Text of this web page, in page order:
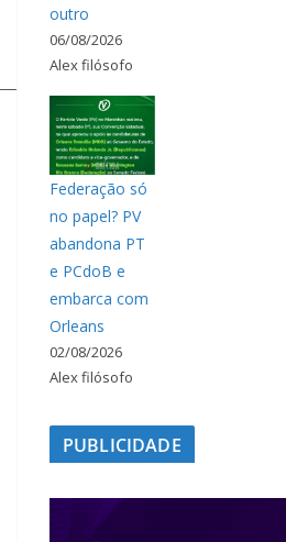
outro
06/08/2026
Alex filósofo
Federação só
no papel? PV
abandona PT
e PCdoB e
embarca com
Orleans
02/08/2026
Alex filósofo
PUBLICIDADE